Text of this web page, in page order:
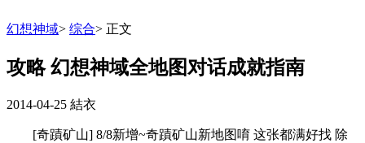
幻想神域> 综合> 正文
攻略 幻想神域全地图对话成就指南
2014-04-25 結衣
[奇蹟矿山] 8/8新增~奇蹟矿山新地图唷 这张都满好找 除